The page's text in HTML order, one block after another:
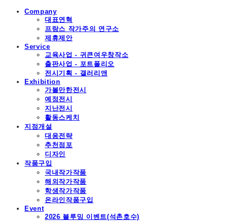
Company
대표연혁
프랑스 작가주의 연구소
제휴제안
Service
교육사업 - 귀큰여우창작소
출판사업 - 포트폴리오
전시기획 - 갤러리앤
Exhibition
가볼만한전시
예정전시
지난전시
활동스케치
지점개설
대응전략
추천점포
디자인
작품구입
국내작가작품
해외작가작품
학생작가작품
온라인작품구입
Event
2026 블루밍 이벤트(석촌호수)